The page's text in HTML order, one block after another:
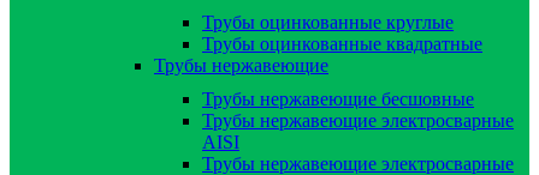
Трубы оцинкованные круглые
Трубы оцинкованные квадратные
Трубы нержавеющие
Трубы нержавеющие бесшовные
Трубы нержавеющие электросварные
AISI
Трубы нержавеющие электросварные